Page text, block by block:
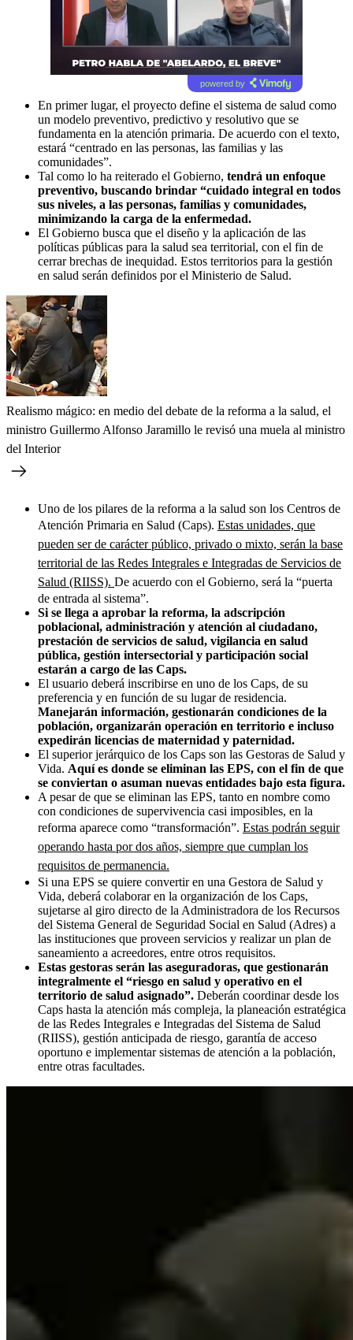
powered by
En primer lugar, el proyecto define el sistema de salud como
un modelo preventivo, predictivo y resolutivo que se
fundamenta en la atención primaria. De acuerdo con el texto,
estará “centrado en las personas, las familias y las
comunidades”.
Tal como lo ha reiterado el Gobierno, tendrá un enfoque
preventivo, buscando brindar “cuidado integral en todos
sus niveles, a las personas, familias y comunidades,
minimizando la carga de la enfermedad.
El Gobierno busca que el diseño y la aplicación de las
políticas públicas para la salud sea territorial, con el fin de
cerrar brechas de inequidad. Estos territorios para la gestión
en salud serán definidos por el Ministerio de Salud.
Realismo mágico: en medio del debate de la reforma a la salud, el
ministro Guillermo Alfonso Jaramillo le revisó una muela al ministro
del Interior
Uno de los pilares de la reforma a la salud son los Centros de
Atención Primaria en Salud (Caps). Estas unidades, que
pueden ser de carácter público, privado o mixto, serán la base
territorial de las Redes Integrales e Integradas de Servicios de
Salud (RIISS). De acuerdo con el Gobierno, será la “puerta
de entrada al sistema”.
Si se llega a aprobar la reforma, la adscripción
poblacional, administración y atención al ciudadano,
prestación de servicios de salud, vigilancia en salud
pública, gestión intersectorial y participación social
estarán a cargo de las Caps.
El usuario deberá inscribirse en uno de los Caps, de su
preferencia y en función de su lugar de residencia.
Manejarán información, gestionarán condiciones de la
población, organizarán operación en territorio e incluso
expedirán licencias de maternidad y paternidad.
El superior jerárquico de los Caps son las Gestoras de Salud y
Vida. Aquí es donde se eliminan las EPS, con el fin de que
se conviertan o asuman nuevas entidades bajo esta figura.
A pesar de que se eliminan las EPS, tanto en nombre como
con condiciones de supervivencia casi imposibles, en la
reforma aparece como “transformación”. Estas podrán seguir
operando hasta por dos años, siempre que cumplan los
requisitos de permanencia.
Si una EPS se quiere convertir en una Gestora de Salud y
Vida, deberá colaborar en la organización de los Caps,
sujetarse al giro directo de la Administradora de los Recursos
del Sistema General de Seguridad Social en Salud (Adres) a
las instituciones que proveen servicios y realizar un plan de
saneamiento a acreedores, entre otros requisitos.
Estas gestoras serán las aseguradoras, que gestionarán
integralmente el “riesgo en salud y operativo en el
territorio de salud asignado”. Deberán coordinar desde los
Caps hasta la atención más compleja, la planeación estratégica
de las Redes Integrales e Integradas del Sistema de Salud
(RIISS), gestión anticipada de riesgo, garantía de acceso
oportuno e implementar sistemas de atención a la población,
entre otras facultades.